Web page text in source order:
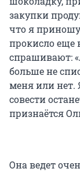
закупки
что я приношу
прокисло еще
спрашивают:
больше не
меня или нет.
совести
признаётся
Она ведет